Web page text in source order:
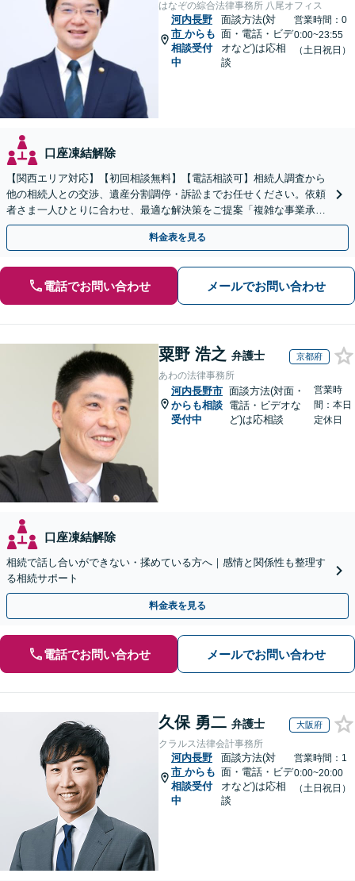
はなぞの綜合法律事務所 八尾オフィス
河内長野
市 からも
相談受付
中
面談方法(対
面・電話・ビデ
オなど)は応相
談
営業時間：0
0:00~23:55
（土日祝日）
口座凍結解除
【関西エリア対応】【初回相談無料】【電話相談可】相続人調査から
他の相続人との交渉、遺産分割調停・訴訟までお任せください。依頼
者さま一人ひとりに合わせ、最適な解決策をご提案「複雑な事業承
継、不動産相続など」【完全個室対応】【休日・夜間相談可】
料金表を見る
電話でお問い合わせ メールでお問い合わせ
粟野 浩之 弁護士 京都府
あわの法律事務所
河内長野市
からも相談
受付中
面談方法(対面・
電話・ビデオな
ど)は応相談
営業時
間：本日
定休日
口座凍結解除
相続で話し合いができない・揉めている方へ｜感情と関係性も整理す
る相続サポート
料金表を見る
電話でお問い合わせ メールでお問い合わせ
久保 勇二 弁護士 大阪府
クラルス法律会計事務所
河内長野
市 からも
相談受付
中
面談方法(対
面・電話・ビデ
オなど)は応相
談
営業時間：1
0:00~20:00
（土日祝日）